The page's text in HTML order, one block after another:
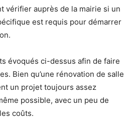
vérifier auprès de la mairie si un
est requis pour démarrer
évoqués ci-dessus afin de faire
Bien qu’une rénovation de salle
un projet toujours assez
possible, avec un peu de
coûts.